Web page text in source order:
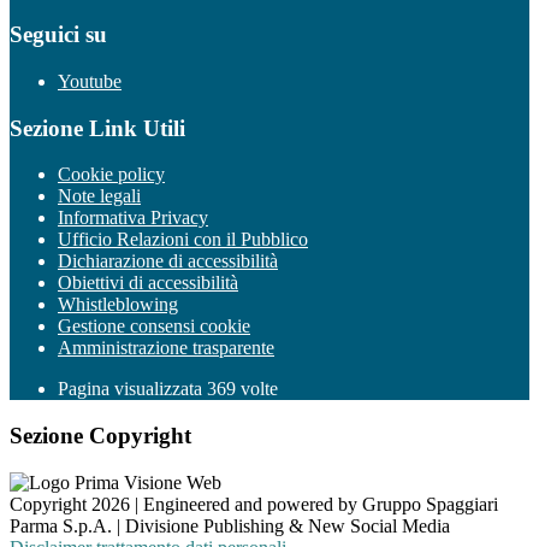
Seguici su
Youtube
Sezione Link Utili
Cookie policy
Note legali
Informativa Privacy
Ufficio Relazioni con il Pubblico
Dichiarazione di accessibilità
Obiettivi di accessibilità
Whistleblowing
Gestione consensi cookie
Amministrazione trasparente
Pagina visualizzata 369 volte
Sezione Copyright
Copyright 2026 | Engineered and powered by Gruppo Spaggiari
Parma S.p.A. | Divisione Publishing & New Social Media